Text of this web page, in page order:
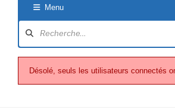
Menu
Désolé, seuls les utilisateurs connectés